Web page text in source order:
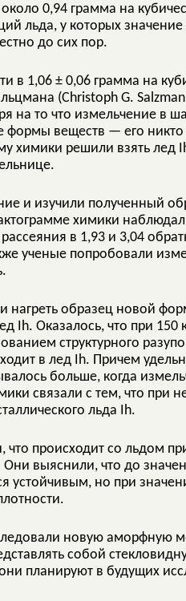
0,94 грамма на
льда, у которых
до сих пор.
в 1,06 ± 0,06 грамма на
(‪Christoph G.
на то что измельчение в
формы веществ — его
химики решили взять лед
и изучили полученный
химики
в 1,93 и 3,04
ученые попробовали
нагреть образец новой
Ih. Оказалось, что при
структурного
в лед Ih. Причем
больше, когда
связали с тем, что при
льда Ih.
что происходит со льдом
Они выяснили, что до
устойчивым, но при
новую аморфную
собой
они планируют в будущих